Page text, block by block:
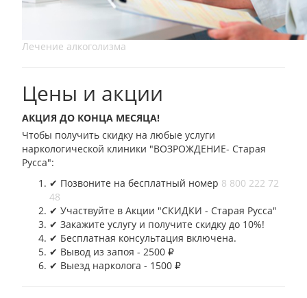
Лечение алкоголизма
Цены и акции
АКЦИЯ ДО КОНЦА МЕСЯЦА!
Чтобы получить скидку на любые услуги
наркологической клиники "ВОЗРОЖДЕНИЕ- Старая
Русса":
✔︎ Позвоните на бесплатный номер 8 800 222 72
48
✔︎ Участвуйте в Акции "СКИДКИ - Старая Русса"
✔︎ Закажите услугу и получите скидку до 10%!
✔︎ Бесплатная консультация включена.
✔︎ Вывод из запоя - 2500 ₽
✔︎ Выезд нарколога - 1500 ₽